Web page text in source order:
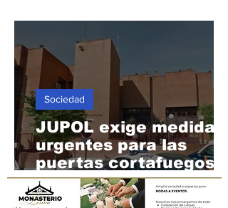
JUPOL exige medidas
urgentes para las
puertas cortafuegos
de la Comisaría de
Alcobendas
Sociedad